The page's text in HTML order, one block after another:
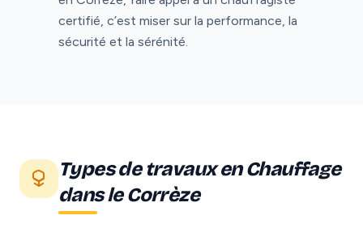
certifié, c’est miser sur la performance, la
sécurité et la sérénité.
Types de travaux en Chauffage
dans le Corrèze